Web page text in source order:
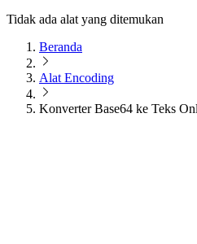
Tidak ada alat yang ditemukan
Beranda
Alat Encoding
Konverter Base64 ke Teks